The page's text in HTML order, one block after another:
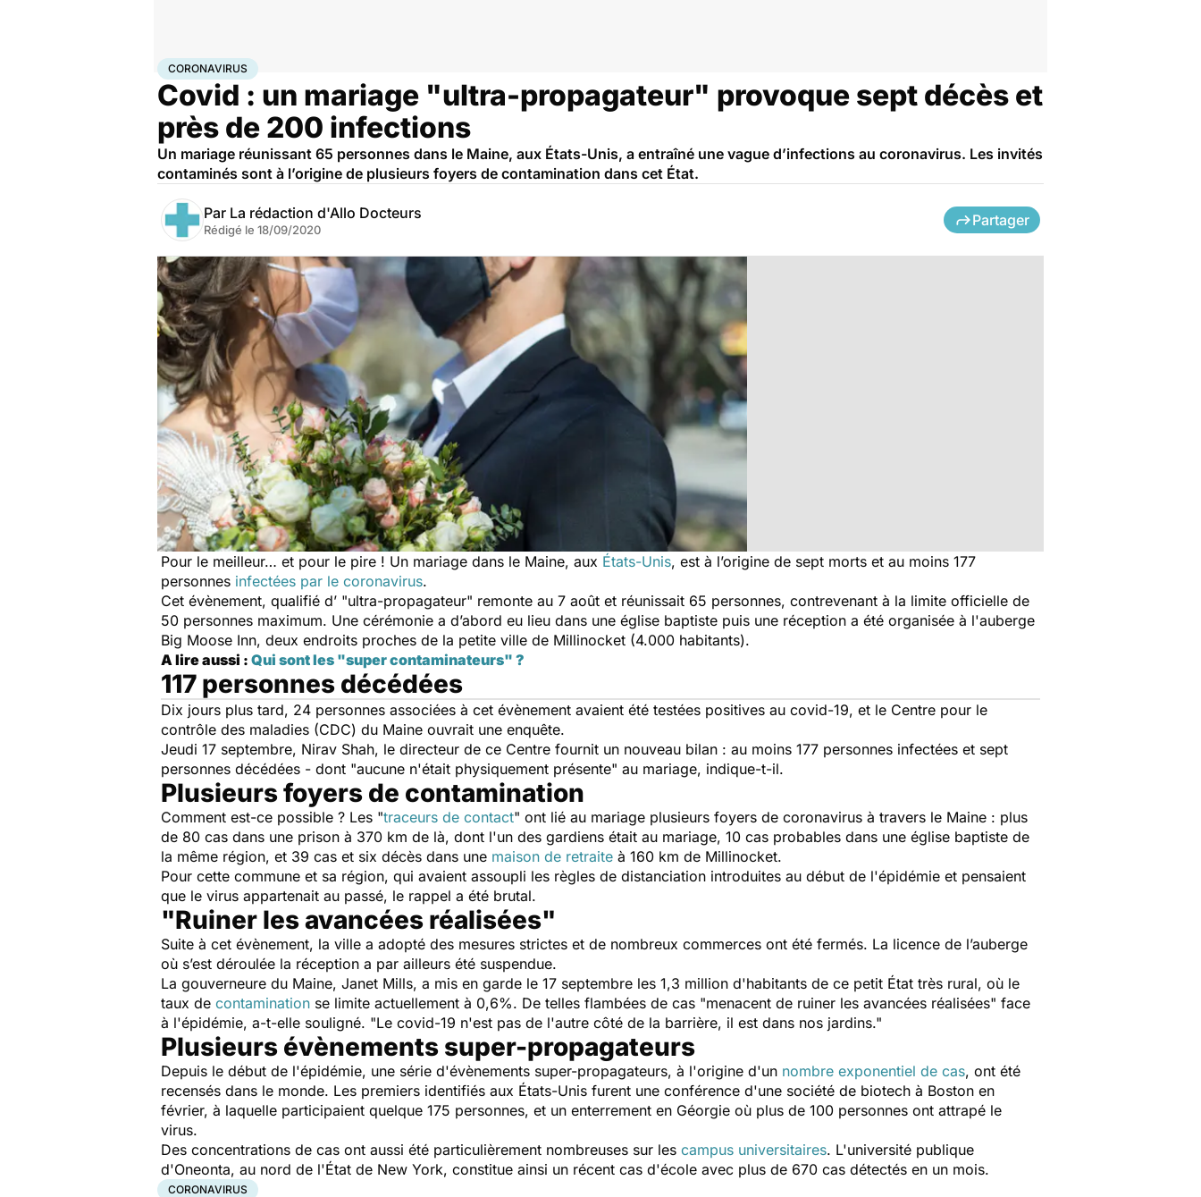
AccueilSantéMaladies
CORONAVIRUS
Covid : un mariage "ultra-propagateur" provoque sept décès et
près de 200 infections
Un mariage réunissant 65 personnes dans le Maine, aux États-Unis, a entraîné une vague d’infections au coronavirus. Les invités
contaminés sont à l’origine de plusieurs foyers de contamination dans cet État.
Par La rédaction d'Allo Docteurs
Rédigé le 18/09/2020
Partager
Pour le meilleur… et pour le pire ! Un mariage dans le Maine, aux États-Unis, est à l’origine de sept morts et au moins 177
personnes infectées par le coronavirus.
Cet évènement, qualifié d’ "ultra-propagateur" remonte au 7 août et réunissait 65 personnes, contrevenant à la limite officielle de
50 personnes maximum. Une cérémonie a d’abord eu lieu dans une église baptiste puis une réception a été organisée à l'auberge
Big Moose Inn, deux endroits proches de la petite ville de Millinocket (4.000 habitants).
A lire aussi : Qui sont les "super contaminateurs" ?
117 personnes décédées
Dix jours plus tard, 24 personnes associées à cet évènement avaient été testées positives au covid-19, et le Centre pour le
contrôle des maladies (CDC) du Maine ouvrait une enquête.
Jeudi 17 septembre, Nirav Shah, le directeur de ce Centre fournit un nouveau bilan : au moins 177 personnes infectées et sept
personnes décédées - dont "aucune n'était physiquement présente" au mariage, indique-t-il.
Plusieurs foyers de contamination
Comment est-ce possible ? Les "traceurs de contact" ont lié au mariage plusieurs foyers de coronavirus à travers le Maine : plus
de 80 cas dans une prison à 370 km de là, dont l'un des gardiens était au mariage, 10 cas probables dans une église baptiste de
la même région, et 39 cas et six décès dans une maison de retraite à 160 km de Millinocket.
Pour cette commune et sa région, qui avaient assoupli les règles de distanciation introduites au début de l'épidémie et pensaient
que le virus appartenait au passé, le rappel a été brutal.
"Ruiner les avancées réalisées"
Suite à cet évènement, la ville a adopté des mesures strictes et de nombreux commerces ont été fermés. La licence de l’auberge
où s’est déroulée la réception a par ailleurs été suspendue.
La gouverneure du Maine, Janet Mills, a mis en garde le 17 septembre les 1,3 million d'habitants de ce petit État très rural, où le
taux de contamination se limite actuellement à 0,6%. De telles flambées de cas "menacent de ruiner les avancées réalisées" face
à l'épidémie, a-t-elle souligné. "Le covid-19 n'est pas de l'autre côté de la barrière, il est dans nos jardins."
Plusieurs évènements super-propagateurs
Depuis le début de l'épidémie, une série d'évènements super-propagateurs, à l'origine d'un nombre exponentiel de cas, ont été
recensés dans le monde. Les premiers identifiés aux États-Unis furent une conférence d'une société de biotech à Boston en
février, à laquelle participaient quelque 175 personnes, et un enterrement en Géorgie où plus de 100 personnes ont attrapé le
virus.
Des concentrations de cas ont aussi été particulièrement nombreuses sur les campus universitaires. L'université publique
d'Oneonta, au nord de l'État de New York, constitue ainsi un récent cas d'école avec plus de 670 cas détectés en un mois.
CORONAVIRUS